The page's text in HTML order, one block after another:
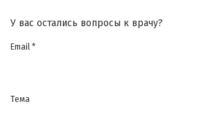
У вас остались вопросы к врачу?
Email *
Тема